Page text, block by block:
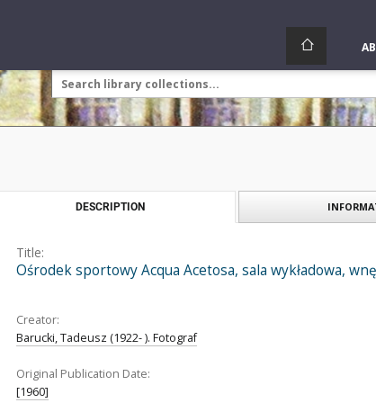
DESCRIPTION
Title:
Ośrodek sportowy Acqua Acetosa, sala wykładowa,
Creator:
Barucki, Tadeusz (1922- ). Fotograf
Original Publication Date:
[1960]